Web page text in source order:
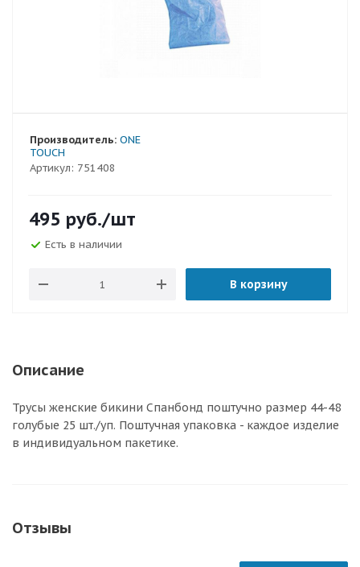
Артикул: 751408
Производитель: ONE
TOUCH
495 руб./шт
Есть в наличии
В корзину
Описание
Трусы женские бикини Спанбонд поштучно размер 44-48
голубые 25 шт./уп. Поштучная упаковка - каждое изделие
в индивидуальном пакетике.
Отзывы